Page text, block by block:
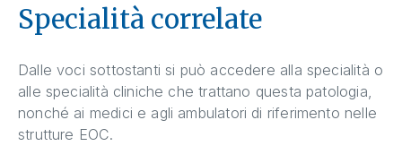
Specialità correlate
Dalle voci sottostanti si può accedere alla specialità o
alle specialità cliniche che trattano questa patologia,
nonché ai medici e agli ambulatori di riferimento nelle
strutture EOC.